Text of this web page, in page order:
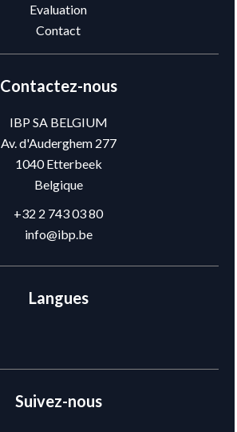
Evaluation
Contact
Contactez-nous
IBP SA BELGIUM
Av. d'Auderghem 277
1040Etterbeek
Belgique
+32 2 743 03 80
info@ibp.be
Langues
Suivez-nous